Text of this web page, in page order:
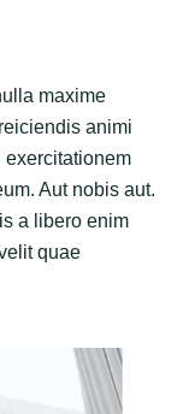
maxime
animi
exercitationem
Aut nobis aut.
a libero enim
quae